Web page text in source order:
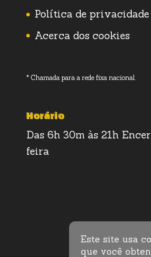
Política de privacidade
Acerca dos cookies
* Chamada para a rede fixa nacional.
Horário
Das 6h 30m às 21h
feira
Este site usa
que você